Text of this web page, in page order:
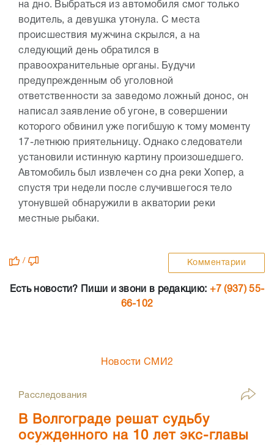
на дно. Выбраться из автомобиля смог только
водитель, а девушка утонула. С места
происшествия мужчина скрылся, а на
следующий день обратился в
правоохранительные органы. Будучи
предупрежденным об уголовной
ответственности за заведомо ложный донос, он
написал заявление об угоне, в совершении
которого обвинил уже погибшую к тому моменту
17-летнюю приятельницу. Однако следователи
установили истинную картину произошедшего.
Автомобиль был извлечен со дна реки Хопер, а
спустя три недели после случившегося тело
утонувшей обнаружили в акватории реки
местные рыбаки.
/ Комментарии
Есть новости? Пиши и звони в редакцию: +7 (937) 55-
66-102
Новости СМИ2
Расследования
В Волгограде решат судьбу
осужденного на 10 лет экс-главы